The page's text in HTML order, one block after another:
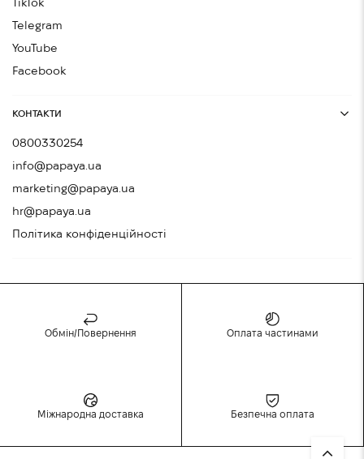
TikTok
Telegram
YouTube
Facebook
КОНТАКТИ
0800330254
info@papaya.ua
marketing@papaya.ua
hr@papaya.ua
Політика конфіденційності
Обмін/Повернення Оплата частинами
Міжнародна доставка Безпечна оплата